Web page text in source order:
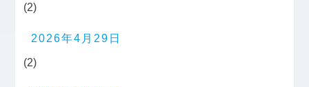
(2)
2026年4月29日
(2)